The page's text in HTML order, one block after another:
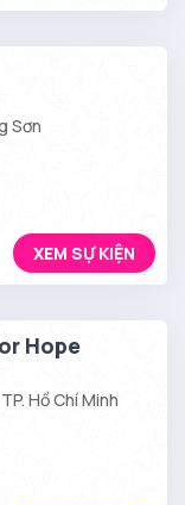
Sơn
XEM SỰ KIỆN
Hope
Hồ Chí Minh